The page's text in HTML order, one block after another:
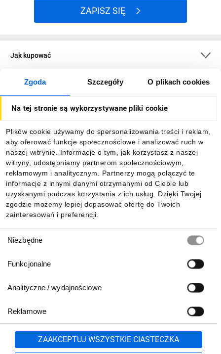
Zgoda Szczegóły O plikach cookies
Na tej stronie są wykorzystywane pliki cookie
Plików cookie używamy do spersonalizowania treści i reklam,
aby oferować funkcje społecznościowe i analizować ruch w
naszej witrynie. Informacje o tym, jak korzystasz z naszej
witryny, udostępniamy partnerom społecznościowym,
reklamowym i analitycznym. Partnerzy mogą połączyć te
informacje z innymi danymi otrzymanymi od Ciebie lub
uzyskanymi podczas korzystania z ich usług. Dzięki Twojej
zgodzie możemy lepiej dopasować ofertę do Twoich
zainteresowań i preferencji.
zgody
Niezbędne
Funkcjonalne
Analityczne / wydajnościowe
Reklamowe
ZAAKCEPTUJ WSZYSTKIE CIASTECZKA
ZAPISZ SIĘ
Jak kupować
O firmie
Informacje
Pobierz naszą aplikację mobilną:
801 500 700 lub
71 37 61 600